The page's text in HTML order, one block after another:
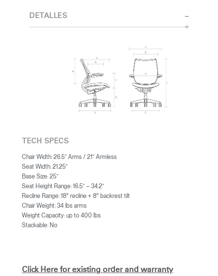
DETALLES
TECH SPECS
Chair Width: 26.5” Arms / 21” Armless
Seat Width: 21.25”
Base Size: 25”
Seat Height Range: 16.5” – 34.2”
Recline Range: 18° recline + 8° backrest tilt
Chair Weight: 34 lbs arms
Weight Capacity: up to 400 lbs
Stackable: No
Click Here for existing order and warranty